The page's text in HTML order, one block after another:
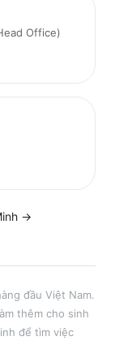
Office)
→
đầu Việt Nam.
thêm cho sinh
để tìm việc